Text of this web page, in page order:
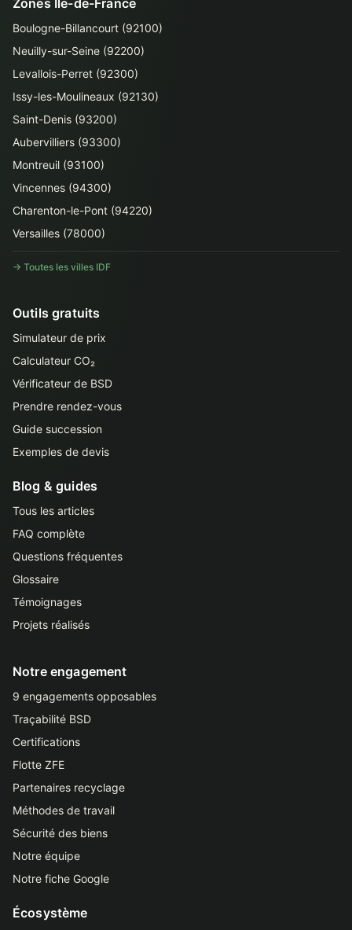
Zones Île-de-France
Boulogne-Billancourt (92100)
Neuilly-sur-Seine (92200)
Levallois-Perret (92300)
Issy-les-Moulineaux (92130)
Saint-Denis (93200)
Aubervilliers (93300)
Montreuil (93100)
Vincennes (94300)
Charenton-le-Pont (94220)
Versailles (78000)
→ Toutes les villes IDF
Outils gratuits
Simulateur de prix
Calculateur CO₂
Vérificateur de BSD
Prendre rendez-vous
Guide succession
Exemples de devis
Blog & guides
Tous les articles
FAQ complète
Questions fréquentes
Glossaire
Témoignages
Projets réalisés
Notre engagement
9 engagements opposables
Traçabilité BSD
Certifications
Flotte ZFE
Partenaires recyclage
Méthodes de travail
Sécurité des biens
Notre équipe
Notre fiche Google
Écosystème